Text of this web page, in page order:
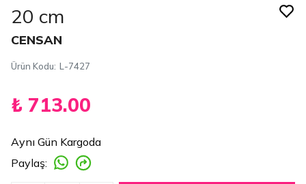
20 cm
CENSAN
Ürün Kodu: L-7427
₺ 713.00
Aynı Gün Kargoda
Paylaş: